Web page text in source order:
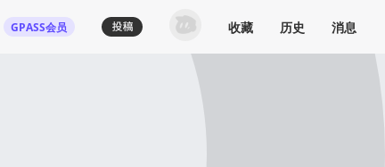
GPASS会员 收藏 历史 消息